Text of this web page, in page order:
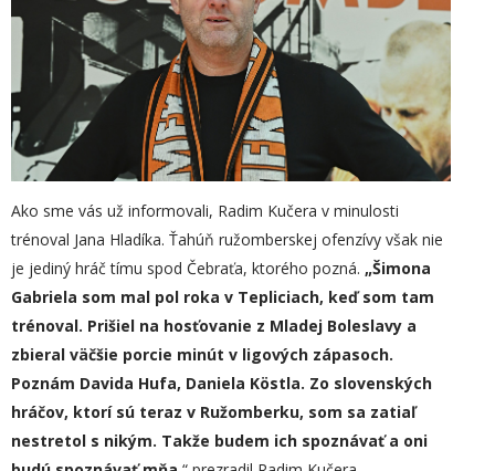
Ako sme vás už informovali, Radim Kučera v minulosti
trénoval Jana Hladíka. Ťahúň ružomberskej ofenzívy však nie
je jediný hráč tímu spod Čebraťa, ktorého pozná. „Šimona
Gabriela som mal pol roka v Tepliciach, keď som tam
trénoval. Prišiel na hosťovanie z Mladej Boleslavy a
zbieral väčšie porcie minút v ligových zápasoch.
Poznám Davida Hufa, Daniela Köstla. Zo slovenských
hráčov, ktorí sú teraz v Ružomberku, som sa zatiaľ
nestretol s nikým. Takže budem ich spoznávať a oni